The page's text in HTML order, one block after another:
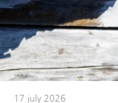
17 july 2026